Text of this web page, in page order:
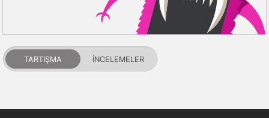
TARTIŞMA İNCELEMELER